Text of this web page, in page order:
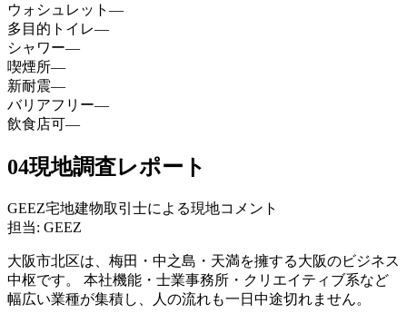
ウォシュレット —
多目的トイレ—
シャワー—
喫煙所—
新耐震—
バリアフリー—
飲食店可—
04現地調査レポート
GEEZ宅地建物取引士による現地コメント
担当: GEEZ
大阪市北区は、梅田・中之島・天満を擁する大阪のビジネス
中枢です。 本社機能・士業事務所・クリエイティブ系など
幅広い業種が集積し、人の流れも一日中途切れません。